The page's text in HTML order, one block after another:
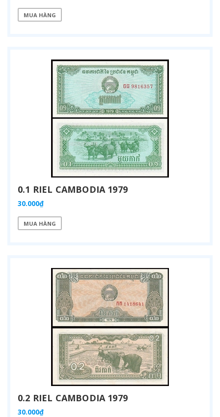
MUA HÀNG
0.1 RIEL CAMBODIA 1979
30.000₫
MUA HÀNG
0.2 RIEL CAMBODIA 1979
30.000₫